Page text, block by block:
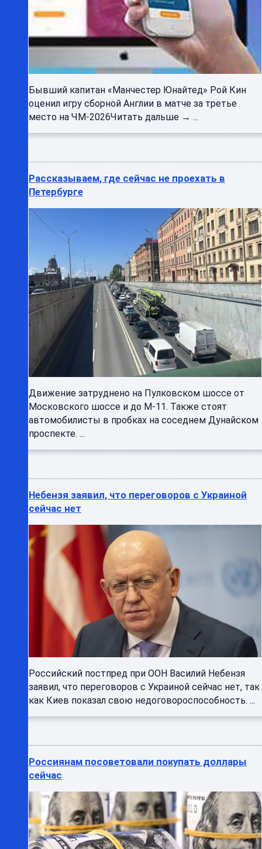
Бывший капитан «Манчестер Юнайтед» Рой Кин
оценил игру сборной Англии в матче за третье
место на ЧМ-2026Читать дальше → ...
Рассказываем, где сейчас не проехать в
Петербурге
Движение затруднено на Пулковском шоссе от
Московского шоссе и до М-11. Также стоят
автомобилисты в пробках на соседнем Дунайском
проспекте. ...
Небензя заявил, что переговоров с Украиной
сейчас нет
Российский постпред при ООН Василий Небензя
заявил, что переговоров с Украиной сейчас нет, так
как Киев показал свою недоговороспособность. ...
Россиянам посоветовали покупать доллары
сейчас